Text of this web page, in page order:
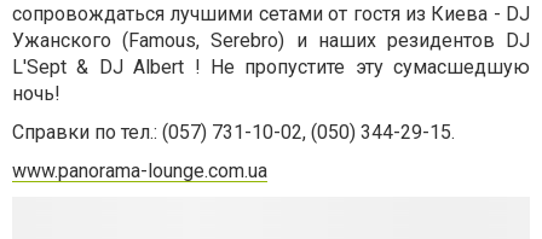
сопровождаться лучшими сетами от гостя из Киева - DJ
Ужанского (Famous, Serebro) и наших резидентов DJ
L'Sept & DJ Albert ! Не пропустите эту сумасшедшую
ночь!
Справки по тел.: (057) 731-10-02, (050) 344-29-15.
www.panorama-lounge.com.ua